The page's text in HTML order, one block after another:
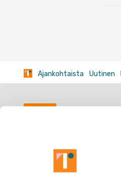
Ajankohtaista Uutinen